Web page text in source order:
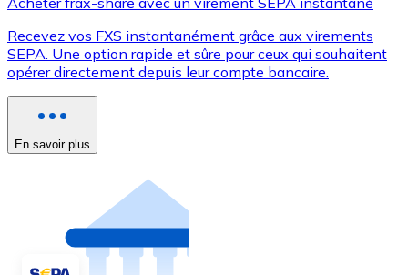
Recevez vos FXS instantanément grâce aux virements
SEPA. Une option rapide et sûre pour ceux qui souhaitent
opérer directement depuis leur compte bancaire.
En savoir plus